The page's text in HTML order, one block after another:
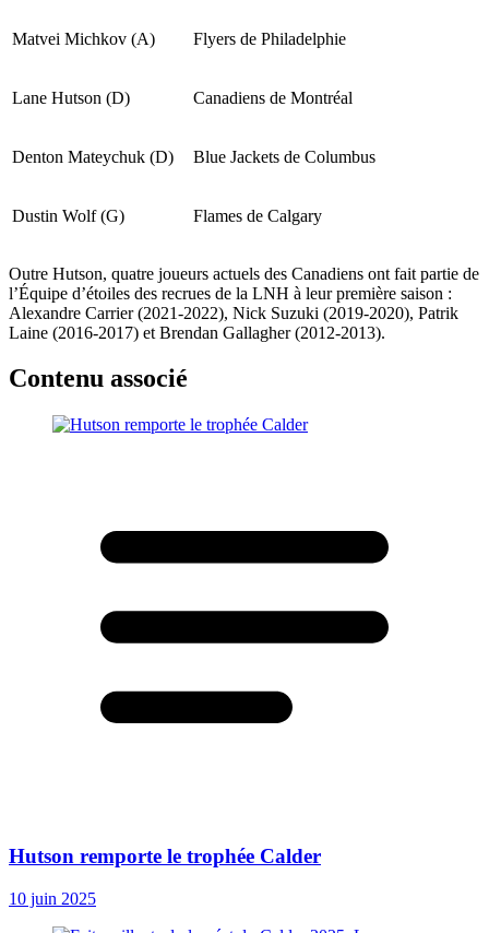
Matvei Michkov (A) Flyers de Philadelphie
Lane Hutson (D) Canadiens de Montréal
Denton Mateychuk (D) Blue Jackets de Columbus
Dustin Wolf (G) Flames de Calgary
Outre Hutson, quatre joueurs actuels des Canadiens ont fait partie de
l’Équipe d’étoiles des recrues de la LNH à leur première saison :
Alexandre Carrier (2021-2022), Nick Suzuki (2019-2020), Patrik
Laine (2016-2017) et Brendan Gallagher (2012-2013).
Contenu associé
Hutson remporte le trophée Calder
10 juin 2025